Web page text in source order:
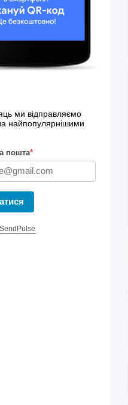
ми відправляємо
найпопулярнішими
пошта*